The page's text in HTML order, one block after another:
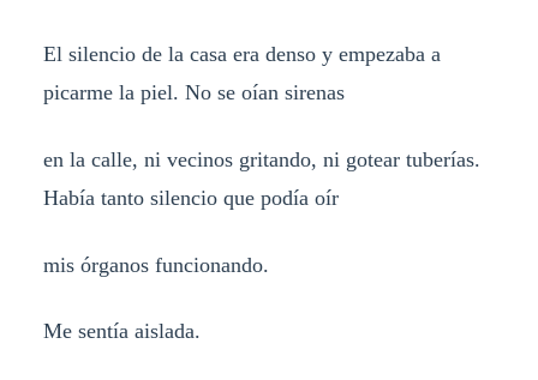
El silencio de la casa era denso y empezaba a
picarme la piel. No se oían sirenas
en la calle, ni vecinos gritando, ni gotear tuberías.
Había tanto silencio que podía oír
mis órganos funcionando.
Me sentía aislada.